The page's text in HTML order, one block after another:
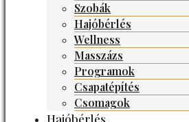
Szobák
Hajóbérlés
Wellness
Masszázs
Programok
Csapatépítés
Csomagok
Hajóbérlés